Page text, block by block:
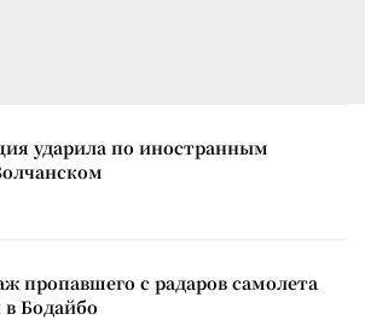
ударила по иностранным
пропавшего с радаров самолета
в Бодайбо